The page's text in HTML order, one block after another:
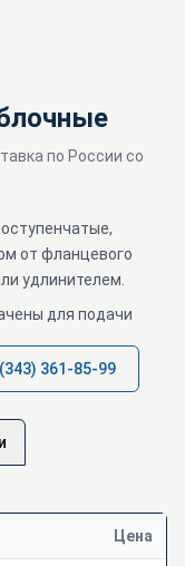
по России со
от фланцевого
удлинителем.
для подачи
жидкостей,
и
включения в
частиц не
— радиальный.
для перекачивания
361-85-99
Цена